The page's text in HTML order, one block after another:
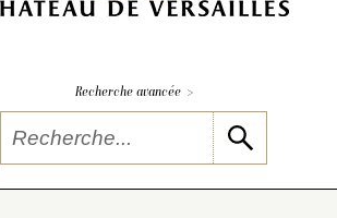
Recherche avancée >